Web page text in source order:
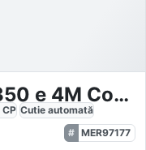
Mercedes-Benz GLE 350 e 4M Coupé AMG-Sport/Pano/Burm
CP Cutie automată
MER97177